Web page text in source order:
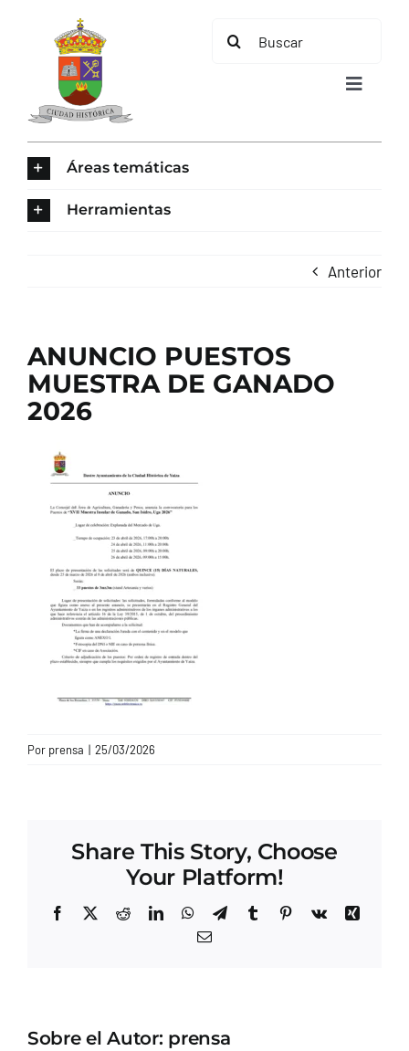
contenido
Buscar:
Toggle
TURISMO
Áreas temáticas
Herramientas
Anterior
ANUNCIO PUESTOS
MUESTRA DE GANADO
2026
Por prensa | 25/03/2026
Share This Story, Choose
Your Platform!
Facebook
X RedditLinkedInWhatsApp
TelegramTumblrPinterest
Vk
Xing
Correo
Sobre el Autor: prensa